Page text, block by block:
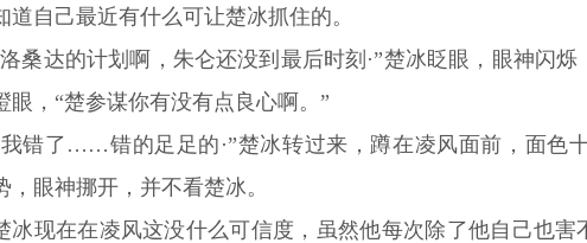
道自己最近有什么可让楚冰抓住的。
桑达的计划啊，朱仑还没到最后时刻·”楚冰眨眼，眼神闪
眼，“楚参谋你有没有点良心啊。”
我错了……错的足足的·”楚冰转过来，蹲在凌风面前，面色
，眼神挪开，并不看楚冰。
冰现在在凌风这没什么可信度，虽然他每次除了他自己也